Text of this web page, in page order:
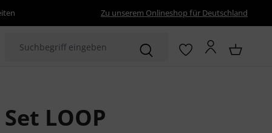
Zu unserem Onlineshop für Deutschland
LOOP